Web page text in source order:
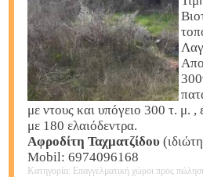
με ντους και υπόγειο 300 τ. μ.
με 180 ελαιόδεντρα.
Αφροδίτη Ταχματζίδου
Mobil: 6974096168
Κατηγορία: Επαγγελματική χώροι προς